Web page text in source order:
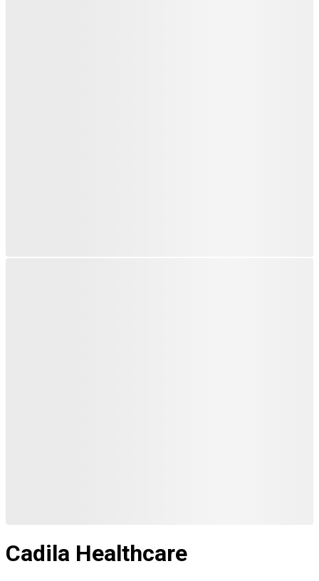
Cadila Healthcare